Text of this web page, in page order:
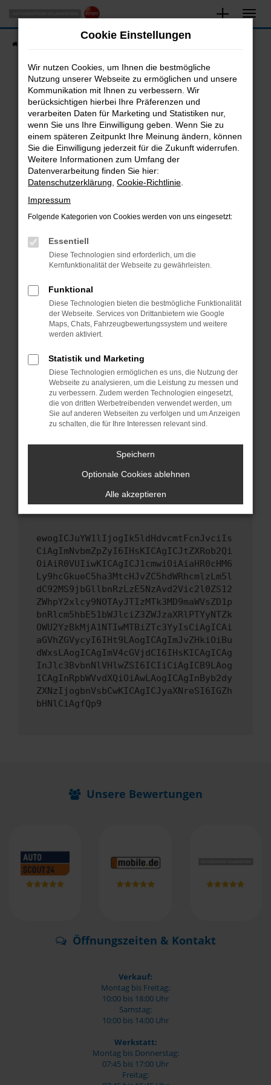
Zum
Hauptinhalt
springen
Fahrzeugsuche
Fehler: Network Error
Beim Laden ist ein Fehler aufgetreten.
Hier sind ein paar Tipps, die dir helfen können:
Überprüfe deine Firewall und deine
Internetverbindung.
Laden andere Webseiten, zum Beispiel deine
Suchmaschine?
Prüfe deine Browsererweiterungen.
können das Laden bestimmter Seiten
verhindern. Funktioniert die Seite in einem
anderen Browser oder in einem privaten
Starte dein Gerät neu.
Das kann manchmal helfen, vorübergehende
Probleme zu beheben.
Betriebssystem auf dem neuesten Stand
sind.
Veraltete Software birgt nicht nur ein
Sicherheitsrisiko, sondern kann auch dazu
führen, dass bestimmte Funktionen nicht mehr
unterstützt werden.
Wende dich an den Webseitenbetreiber.
Wenn du alle oben genannten Schritte versucht
hast, kontaktiere uns bitte. Wir werden
versuchen, das Problem zu beheben. Du kannst
uns diesen Text schicken, um uns bei der
ewogICJuYW1lIjogIk5ldHdvcmtFcnJvciIs
CiAgImNvbmZpZyI6IHsKICAgICJtZXRob2Qi
OiAiR0VUIiwKICAgICJ1cmwiOiAiaHR0cHM6
Ly9hcGkueC5ha3MtcHJvZC5hdWRhcmlzLm5l
dC92MS9jbGllbnRzLzE5NzAvd2Vic2l0ZS12
ZWhpY2xlcy9NOTAyJTIzMTk3MD9maWVsZD1p
bnRlcm5hbE51bWJlciZ3ZWJzaXRlPTYyNTZk
OWU2YzBkMjA1NTIwMTBiZTc3YyIsCiAgICAi
aGVhZGVycyI6IHt9LAogICAgImJvZHkiOiBu
dWxsLAogICAgImV4cGVjdCI6IHsKICAgICAg
InJlc3BvbnNlVHlwZSI6ICIiCiAgICB9LAog
ICAgInRpbWVvdXQiOiAwLAogICAgInByb2dy
ZXNzIjogbnVsbCwKICAgICJyaXNreSI6IGZh
bHNlCiAgfQp9
Unsere Bewertungen
Öffnungszeiten & Kontakt
Verkauf:
Montag bis Freitag:
10:00 bis 18:00 Uhr
Samstag:
10:00 bis 14:00 Uhr
Werkstatt:
Montag bis Donnerstag:
07:45 bis 17:00 Uhr
Freitag:
Cookie Einstellungen
Wir nutzen Cookies, um Ihnen die bestmögliche
Nutzung unserer Webseite zu ermöglichen und unsere
Kommunikation mit Ihnen zu verbessern. Wir
berücksichtigen hierbei Ihre Präferenzen und
verarbeiten Daten für Marketing und Statistiken nur,
wenn Sie uns Ihre Einwilligung geben. Wenn Sie zu
einem späteren Zeitpunkt Ihre Meinung ändern, können
Sie die Einwilligung jederzeit für die Zukunft widerrufen.
Weitere Informationen zum Umfang der
Datenverarbeitung finden Sie hier:
Datenschutzerklärung Cookie-Richtlinie
Impressum
Folgende Kategorien von Cookies werden von uns eingesetzt:
Essentiell
Diese Technologien sind erforderlich, um die
Kernfunktionalität der Webseite zu gewährleisten.
Funktional
Diese Technologien bieten die bestmögliche Funktionalität
der Webseite. Services von Drittanbietern wie Google
Maps, Chats, Fahrzeugbewertungssystem und weitere
werden aktiviert.
Statistik und Marketing
Diese Technologien ermöglichen es uns, die Nutzung der
Webseite zu analysieren, um die Leistung zu messen und
zu verbessern. Zudem werden Technologien eingesetzt,
die von dritten Werbetreibenden verwendet werden, um
Sie auf anderen Webseiten zu verfolgen und um Anzeigen
zu schalten, die für Ihre Interessen relevant sind.
Speichern
Optionale Cookies ablehnen
Alle akzeptieren